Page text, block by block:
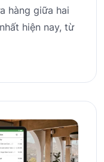
hàng giữa hai
hiện nay, từ